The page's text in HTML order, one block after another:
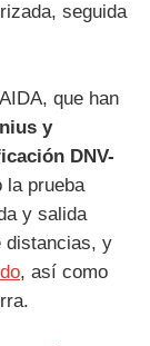
seguida
que han
y
DNV-
la prueba
y salida
distancias, y
, así como